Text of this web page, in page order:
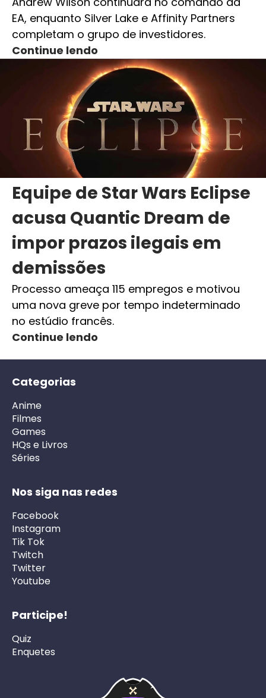
EA, enquanto Silver Lake e Affinity Partners
completam o grupo de investidores.
Continue lendo
Equipe de Star Wars Eclipse
acusa Quantic Dream de
impor prazos ilegais em
demissões
Processo ameaça 115 empregos e motivou
uma nova greve por tempo indeterminado
no estúdio francês.
Continue lendo
Categorias
Anime
Filmes
Games
HQs e Livros
Séries
Nos siga nas redes
Facebook
Instagram
Tik Tok
Twitch
Twitter
Youtube
Participe!
Quiz
Enquetes